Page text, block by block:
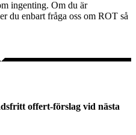
ingenting. Om du är
du enbart fråga oss om ROT så
offert-förslag vid nästa